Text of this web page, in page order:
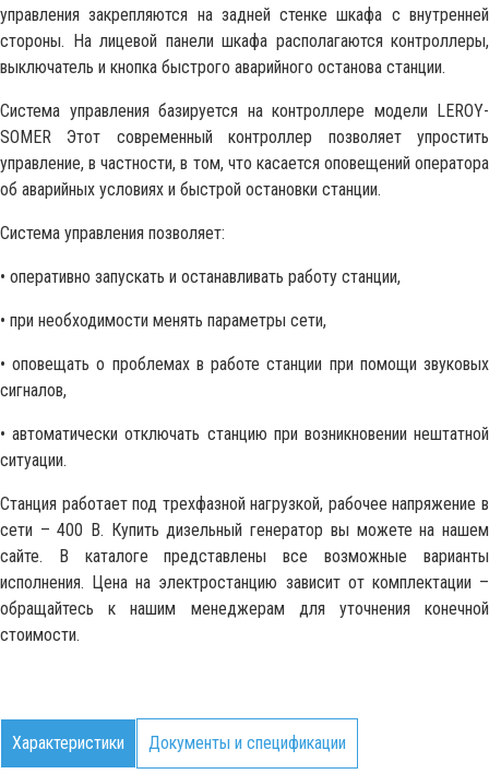
управления закрепляются на задней стенке шкафа с внутренней
стороны. На лицевой панели шкафа располагаются контроллеры,
выключатель и кнопка быстрого аварийного останова станции.
Система управления базируется на контроллере модели LEROY-
SOMER Этот современный контроллер позволяет упростить
управление, в частности, в том, что касается оповещений оператора
об аварийных условиях и быстрой остановки станции.
Система управления позволяет:
• оперативно запускать и останавливать работу станции,
• при необходимости менять параметры сети,
• оповещать о проблемах в работе станции при помощи звуковых
сигналов,
• автоматически отключать станцию при возникновении нештатной
ситуации.
Станция работает под трехфазной нагрузкой, рабочее напряжение в
сети – 400 В. Купить дизельный генератор вы можете на нашем
сайте. В каталоге представлены все возможные варианты
исполнения. Цена на электростанцию зависит от комплектации –
обращайтесь к нашим менеджерам для уточнения конечной
стоимости.
Характеристики Документы и спецификации